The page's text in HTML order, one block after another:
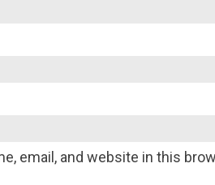
email, and website in this